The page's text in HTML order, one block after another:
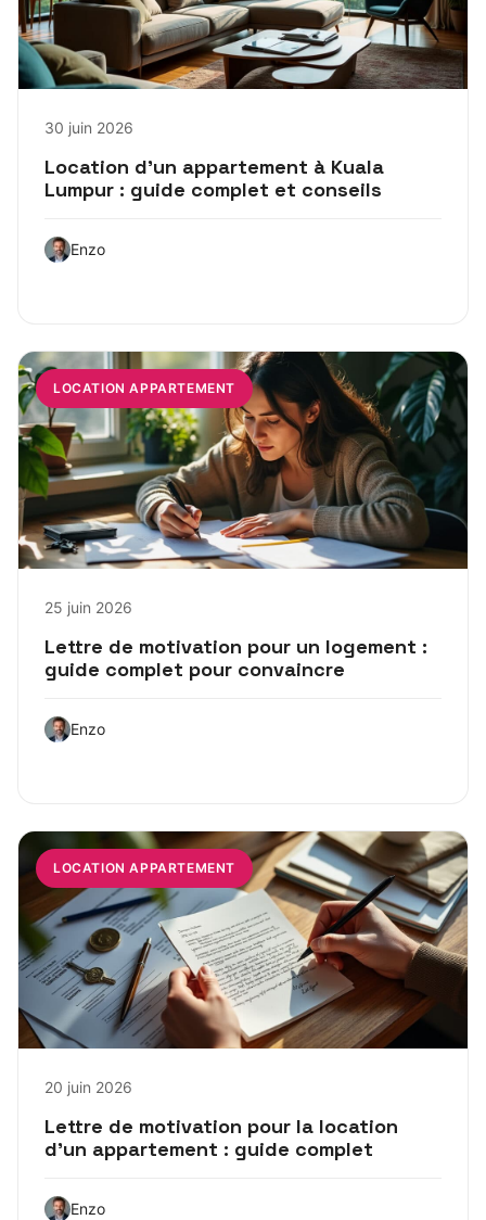
30 juin 2026
Location d’un appartement à Kuala
Lumpur : guide complet et conseils
Enzo
LOCATION APPARTEMENT
25 juin 2026
Lettre de motivation pour un logement :
guide complet pour convaincre
Enzo
LOCATION APPARTEMENT
20 juin 2026
Lettre de motivation pour la location
d’un appartement : guide complet
Enzo